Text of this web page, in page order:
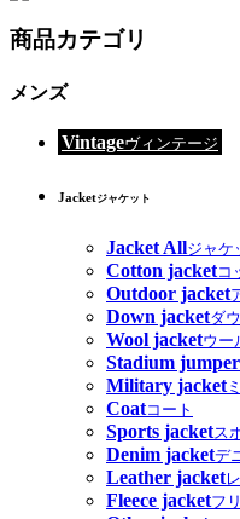
商品カテゴリ
メンズ
Vintageヴィンテージ
Jacketジャケット
Jacket Allジャケ
Cotton jacketコ
Outdoor jacket
Down jacketダ
Wool jacketウー
Stadium jumper
Military jacket
Coatコート
Sports jacketス
Denim jacketデ
Leather jacket
Fleece jacketフ